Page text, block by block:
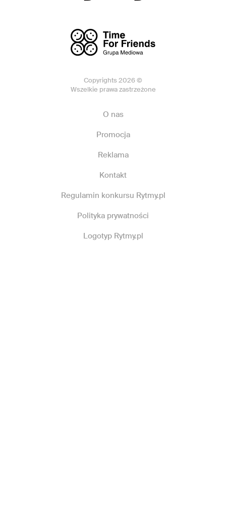
Copyrights 2026 ©
Wszelkie prawa zastrzeżone
O nas
Promocja
Reklama
Kontakt
Regulamin konkursu Rytmy.pl
Polityka prywatności
Logotyp Rytmy.pl